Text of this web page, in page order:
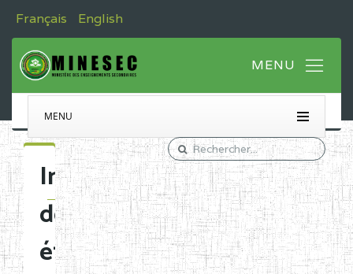
Français English
MENU
Immatriculation
des
établissements